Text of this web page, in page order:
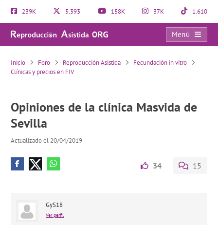
239K 5.393 158K 37K 1.610
Menú
Opiniones de la clínica Masvida de Sevilla
Inicio Foro Reproducción Asistida
Fecundación in vitro
Clínicas y precios en FIV
Opiniones de la clínica Masvida de
Sevilla
Actualizado el 20/04/2019
34 15
GyS18
Ver perfil